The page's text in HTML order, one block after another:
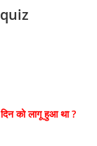
को लागू हुआ था ?